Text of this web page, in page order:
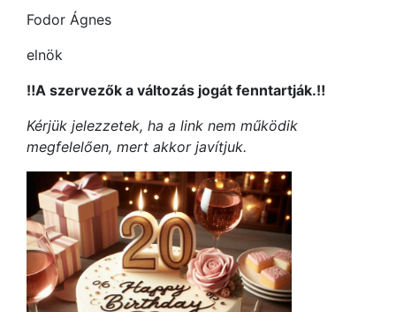
Fodor Ágnes
elnök
‼️A szervezők a változás jogát fenntartják.‼️
Kérjük jelezzetek, ha a link nem működik
megfelelően, mert akkor javítjuk.